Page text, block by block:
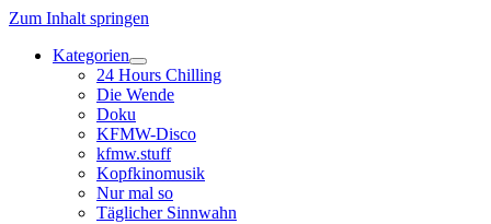
Zum Inhalt springen
Kategorien
Dropdown-
Menü
öffnen
24 Hours Chilling
Die Wende
Doku
KFMW-Disco
kfmw.stuff
Kopfkinomusik
Nur mal so
Täglicher Sinnwahn